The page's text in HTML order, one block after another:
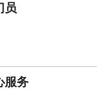
员
服务